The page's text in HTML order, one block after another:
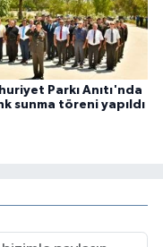
Parkı Anıtı'nda
sunma töreni yapıldı